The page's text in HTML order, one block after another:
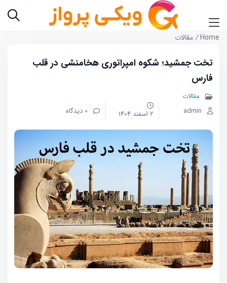
Home
/مقالات
تخت جمشید؛ شکوه امپراتوری هخامنشی در قلب
فارس
مقالات
admin
2 اسفند 1404 0 دیدگاه